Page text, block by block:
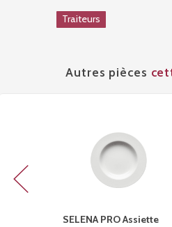
Traiteurs
Autres pièces
SELENA PRO Assiette